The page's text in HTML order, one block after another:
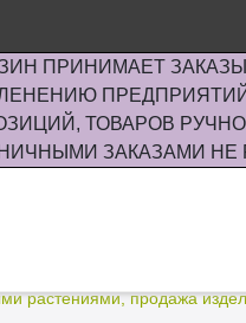
ПРИНИМАЕТ
ТОВАРОВ
ЗАКАЗАМИ НЕ
растениями, продажа